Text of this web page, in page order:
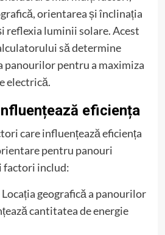
orientarea și înclinația
reflexia luminii solare. Acest
să determine
panourilor pentru a maximiza
electrică.
eficiența
care influențează eficiența
pentru panouri
factori includ:
Locația geografică a panourilor
cantitatea de energie